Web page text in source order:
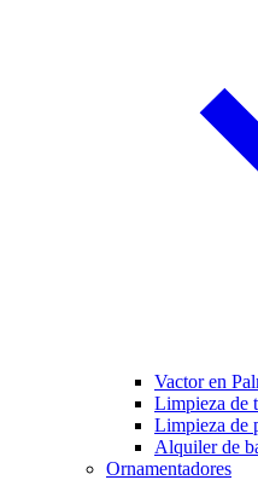
Vactor en
Limpieza de
Limpieza de
Alquiler de
Ornamentadores